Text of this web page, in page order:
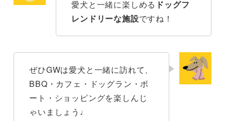
愛犬と一緒に楽しめる ドッグフ
レンドリーな施設ですね！
ぜひGWは愛犬と一緒に訪れて、
BBQ・カフェ・ドッグラン・ボ
ート・ショッピングを楽しんじ
ゃいましょう♩